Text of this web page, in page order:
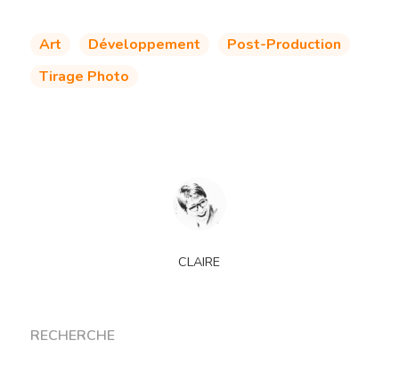
Art Développement
Post-Production
Tirage Photo
CLAIRE
RECHERCHE